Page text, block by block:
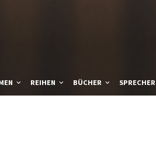
REIHEN BÜCHER SPRECHER